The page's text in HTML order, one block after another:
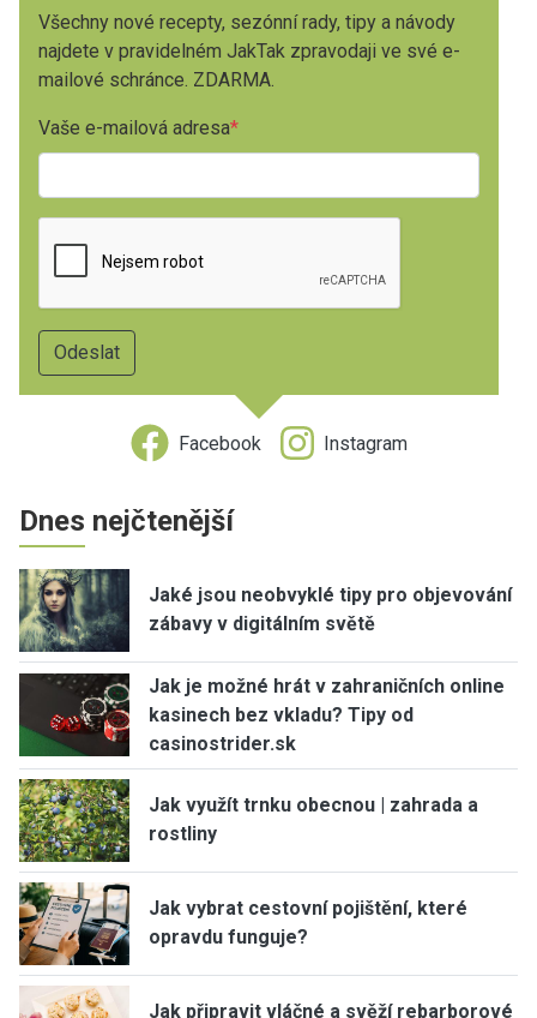
Všechny nové recepty, sezónní rady, tipy a návody
najdete v pravidelném JakTak zpravodaji ve své e-
mailové schránce. ZDARMA.
Vaše e-mailová adresa
Facebook Instagram
Dnes nejčtenější
Jaké jsou neobvyklé tipy pro objevování
zábavy v digitálním světě
Jak je možné hrát v zahraničních online
kasinech bez vkladu? Tipy od
casinostrider.sk
Jak využít trnku obecnou | zahrada a
rostliny
Jak vybrat cestovní pojištění, které
opravdu funguje?
Jak připravit vláčné a svěží rebarborové